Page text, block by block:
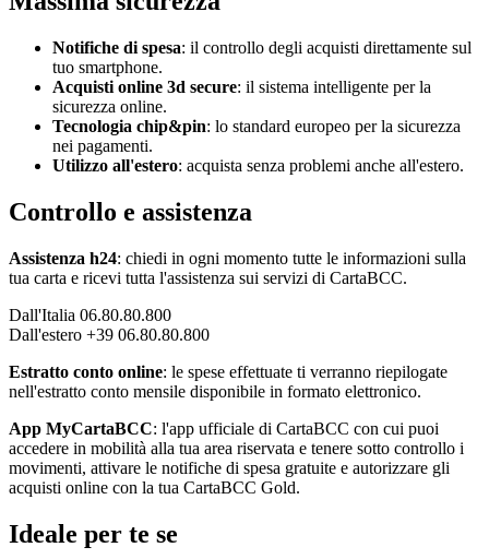
Notifiche di spesa: il controllo degli acquisti direttamente sul
tuo smartphone.
Acquisti online 3d secure: il sistema intelligente per la
sicurezza online.
Tecnologia chip&pin: lo standard europeo per la sicurezza
nei pagamenti.
Utilizzo all'estero: acquista senza problemi anche all'estero.
Controllo e assistenza
Assistenza h24: chiedi in ogni momento tutte le informazioni sulla
tua carta e ricevi tutta l'assistenza sui servizi di CartaBCC.
Dall'Italia 06.80.80.800
Dall'estero +39 06.80.80.800
Estratto conto online: le spese effettuate ti verranno riepilogate
nell'estratto conto mensile disponibile in formato elettronico.
App MyCartaBCC: l'app ufficiale di CartaBCC con cui puoi
accedere in mobilità alla tua area riservata e tenere sotto controllo i
movimenti, attivare le notifiche di spesa gratuite e autorizzare gli
acquisti online con la tua CartaBCC Gold.
Ideale per te se